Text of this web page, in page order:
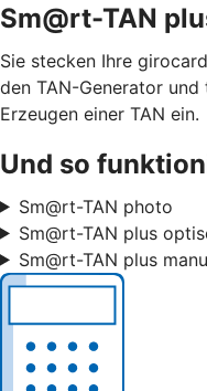
Sm@rt-TAN
Sie stecken Ihre
den TAN-Generator
Erzeugen einer TAN ein.
Und so
Sm@rt-TAN photo
Sm@rt-TAN plus
Sm@rt-TAN plus